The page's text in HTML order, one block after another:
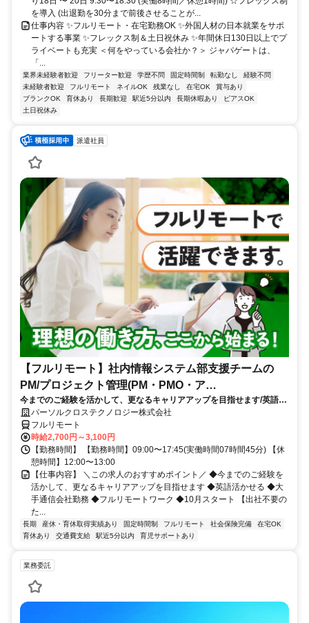
を導入 (出退勤を30分まで前後させることが...
仕事内容 ✨フルリモート・在宅勤務OK ✨外国人材の日本就業をサポ
ートする事業 ✨フレックス制＆土日祝休み ✨年間休日130日以上でプ
ライベートも充実 ＜何をやっている会社か？＞ ジャパゲートは、
「...
業界未経験者歓迎 フリーター歓迎 学歴不問 固定時間制 転勤なし
経験不問
未経験者歓迎
フルリモート ネイルOK 残業なし 在宅OK
賞与あり
ブランクOK
育休あり 長期歓迎 駅近5分以内 長期休暇あり
ピアスOK
土日祝休み
派遣社員
【フルリモート】社内情報システム部支援チームの
PM/プロジェクト管理(PM・PMO・ア
シ)_N260774362
今までのご経験を活かして、更なるキャリアアップを目指せます/英語活
かせる/大手通信会社勤務/フルリモートワーク/10月スタート
パーソルクロステクノロジー株式会社
フルリモート
時給2,700円～3,100円
【勤務時間】 【勤務時間】09:00〜17:45(実働時間07時間45分) 【休
憩時間】12:00〜13:00
【仕事内容】 ＼この求人のおすすめポイント／ ◆今までのご経験を
活かして、更なるキャリアアップを目指せます ◆英語活かせる ◆大
手通信会社勤務 ◆フルリモートワーク ◆10月スタート 【出社不要の
た...
長期 産休・育休取得実績あり 固定時間制 フルリモート 社会保険完備
在宅OK
育休あり
交通費支給 駅近5分以内 育児サポートあり
業務委託